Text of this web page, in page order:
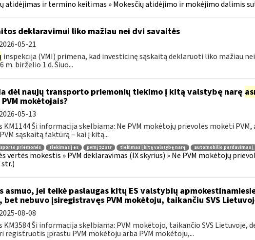
atidėjimas ir termino keitimas » Mokesčių atidėjimo ir mokėjimo dalimis
deklaravimui liko mažiau nei dvi savaitės
2026-05-21
inspekcija (VMI) primena, kad investicinę sąskaitą deklaruoti liko mažiau
m. birželio 1 d. Šiuo...
dėl naujų transporto priemonių tiekimo į kitą valstybę narę
mokėtojais?
2026-05-13
Ši informacija skelbiama: Ne PVM mokėtojų prievolės mokėti PVM,
sąskaitą faktūrą – kai į kitą...
priemonės tiekimas į es pvmį 92 str tiekimas į kitą valstybę narę automobilio pardavimas į
vertės mokestis » PVM deklaravimas (IX skyrius) » Ne PVM mokėtojų
asmuo, jei teikė paslaugas kitų ES valstybių
bet nebuvo įsiregistravęs PVM mokėtoju, taikančiu SVS
2025-08-08
Ši informacija skelbiama: PVM mokėtojo, taikančio SVS Lietuvoje,
registruotis įprastu PVM mokėtoju arba PVM mokėtoju,...